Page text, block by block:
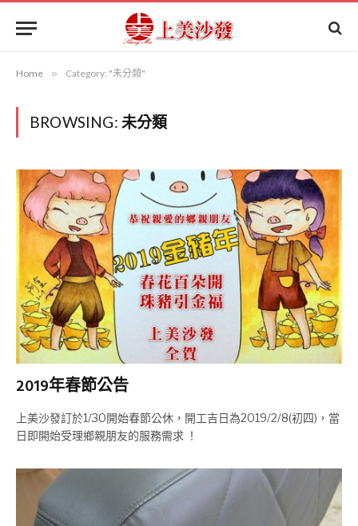
Home » Category: "未分類"
BROWSING: 未分類
2019年春節公告
上美沙發訂於1/30開始春節公休，開工吉日為2019/2/8(初四)，當
日即開始受理鄉親朋友的服務需求 ！